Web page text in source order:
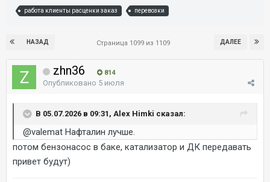
работа клиенты расценки заказ перевозки
НАЗАД ДАЛЕЕ
Страница 1099 из 1109
zhn36 814
Опубликовано 5 июля
В 05.07.2026 в 09:31, Alex Himki сказал:
@valemat Нафталин лучше.
потом бензонасос в баке, катализатор и ДК передавать
привет будут)